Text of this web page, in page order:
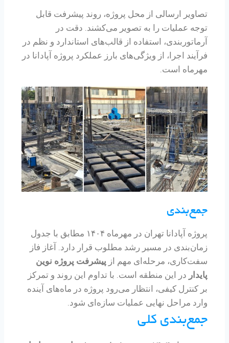
تصاویر ارسالی از محل پروژه، روند پیشرفت قابل
توجه عملیات را به تصویر می‌کشند. دقت در
آرماتوربندی، استفاده از قالب‌های استاندارد و نظم در
فرآیند اجرا، از ویژگی‌های بارز عملکرد پروژه آپادانا در
مهرماه است.
جمع‌بندی
پروژه آپادانا تهران در مهرماه ۱۴۰۴ مطابق با جدول
زمان‌بندی در مسیر رشد مطلوب قرار دارد. آغاز فاز
سفت‌کاری، مرحله‌ای مهم از پیشرفت پروژه نوین
پایدار در این منطقه است. با تداوم این روند و تمرکز
بر کنترل کیفی، انتظار می‌رود پروژه در ماه‌های آینده
وارد مراحل نهایی عملیات سازه‌ای شود.
جمع‌بندی کلی